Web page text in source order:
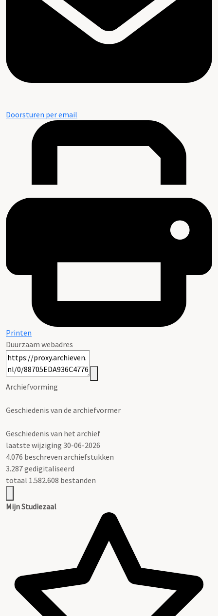
Doorsturen per email
Printen
Duurzaam webadres
Archiefvorming
Geschiedenis van de archiefvormer
Geschiedenis van het archief
laatste wijziging 30-06-2026
4.076 beschreven archiefstukken
3.287 gedigitaliseerd
totaal 1.582.608 bestanden
Mijn Studiezaal